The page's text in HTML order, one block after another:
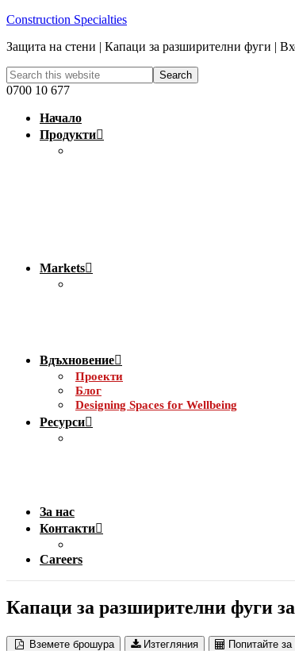
Construction Specialties
Защита на стени | Капаци за разширителни фуги |
0700 10 677
Начало
Продукти
Markets
Вдъхновение
Проекти
Блог
Designing Spaces for Wellbeing
Ресурси
За нас
Контакти
Careers
Капаци за разширителни фуги
Вземете брошура Изтегляния Попитайте за